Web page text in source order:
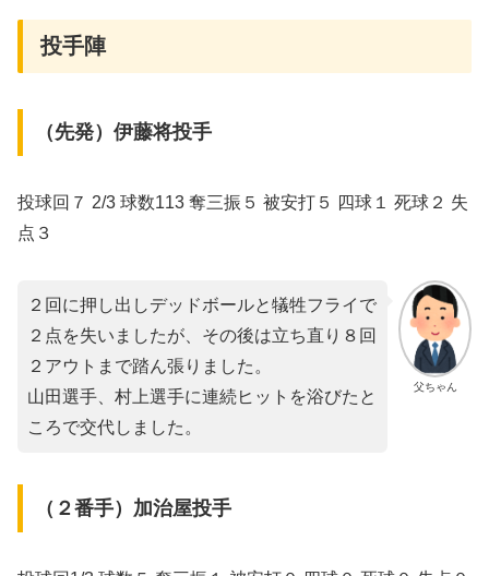
投手陣
（先発）伊藤将投手
投球回７ 2/3 球数113 奪三振５ 被安打５ 四球１ 死球２ 失
点３
父ちゃん
２回に押し出しデッドボールと犠牲フライで
２点を失いましたが、その後は立ち直り８回
２アウトまで踏ん張りました。
山田選手、村上選手に連続ヒットを浴びたと
ころで交代しました。
（２番手）加治屋投手